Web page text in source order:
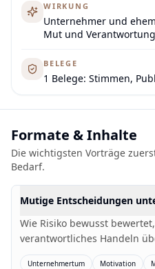
WIRKUNG
Unternehmer und
Mut und Verantwortung
BELEGE
1 Belege: Stimmen,
Formate & Inhalte
Die wichtigsten Vorträge
Bedarf.
Mutige Entscheidungen
Wie Risiko bewusst
verantwortliches Handeln
Unternehmertum Motivation